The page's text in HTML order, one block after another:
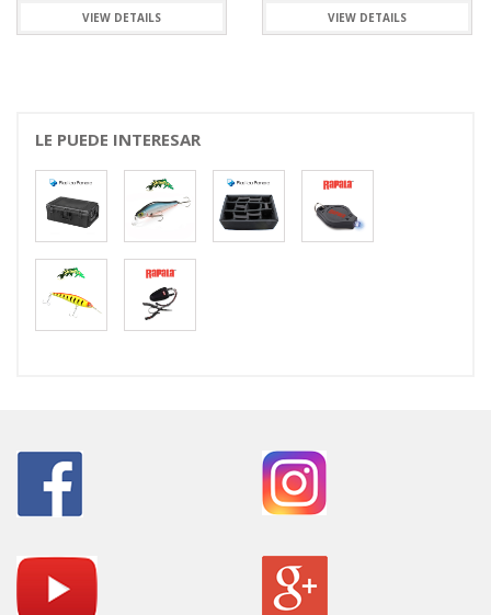
VIEW DETAILS VIEW DETAILS
LE PUEDE INTERESAR